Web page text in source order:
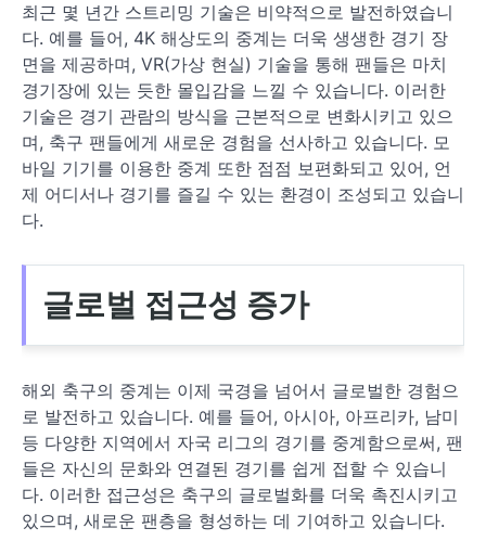
최근 몇 년간 스트리밍 기술은 비약적으로 발전하였습니
다. 예를 들어, 4K 해상도의 중계는 더욱 생생한 경기 장
면을 제공하며, VR(가상 현실) 기술을 통해 팬들은 마치
경기장에 있는 듯한 몰입감을 느낄 수 있습니다. 이러한
기술은 경기 관람의 방식을 근본적으로 변화시키고 있으
며, 축구 팬들에게 새로운 경험을 선사하고 있습니다. 모
바일 기기를 이용한 중계 또한 점점 보편화되고 있어, 언
제 어디서나 경기를 즐길 수 있는 환경이 조성되고 있습니
다.
글로벌 접근성 증가
해외 축구의 중계는 이제 국경을 넘어서 글로벌한 경험으
로 발전하고 있습니다. 예를 들어, 아시아, 아프리카, 남미
등 다양한 지역에서 자국 리그의 경기를 중계함으로써, 팬
들은 자신의 문화와 연결된 경기를 쉽게 접할 수 있습니
다. 이러한 접근성은 축구의 글로벌화를 더욱 촉진시키고
있으며, 새로운 팬층을 형성하는 데 기여하고 있습니다.